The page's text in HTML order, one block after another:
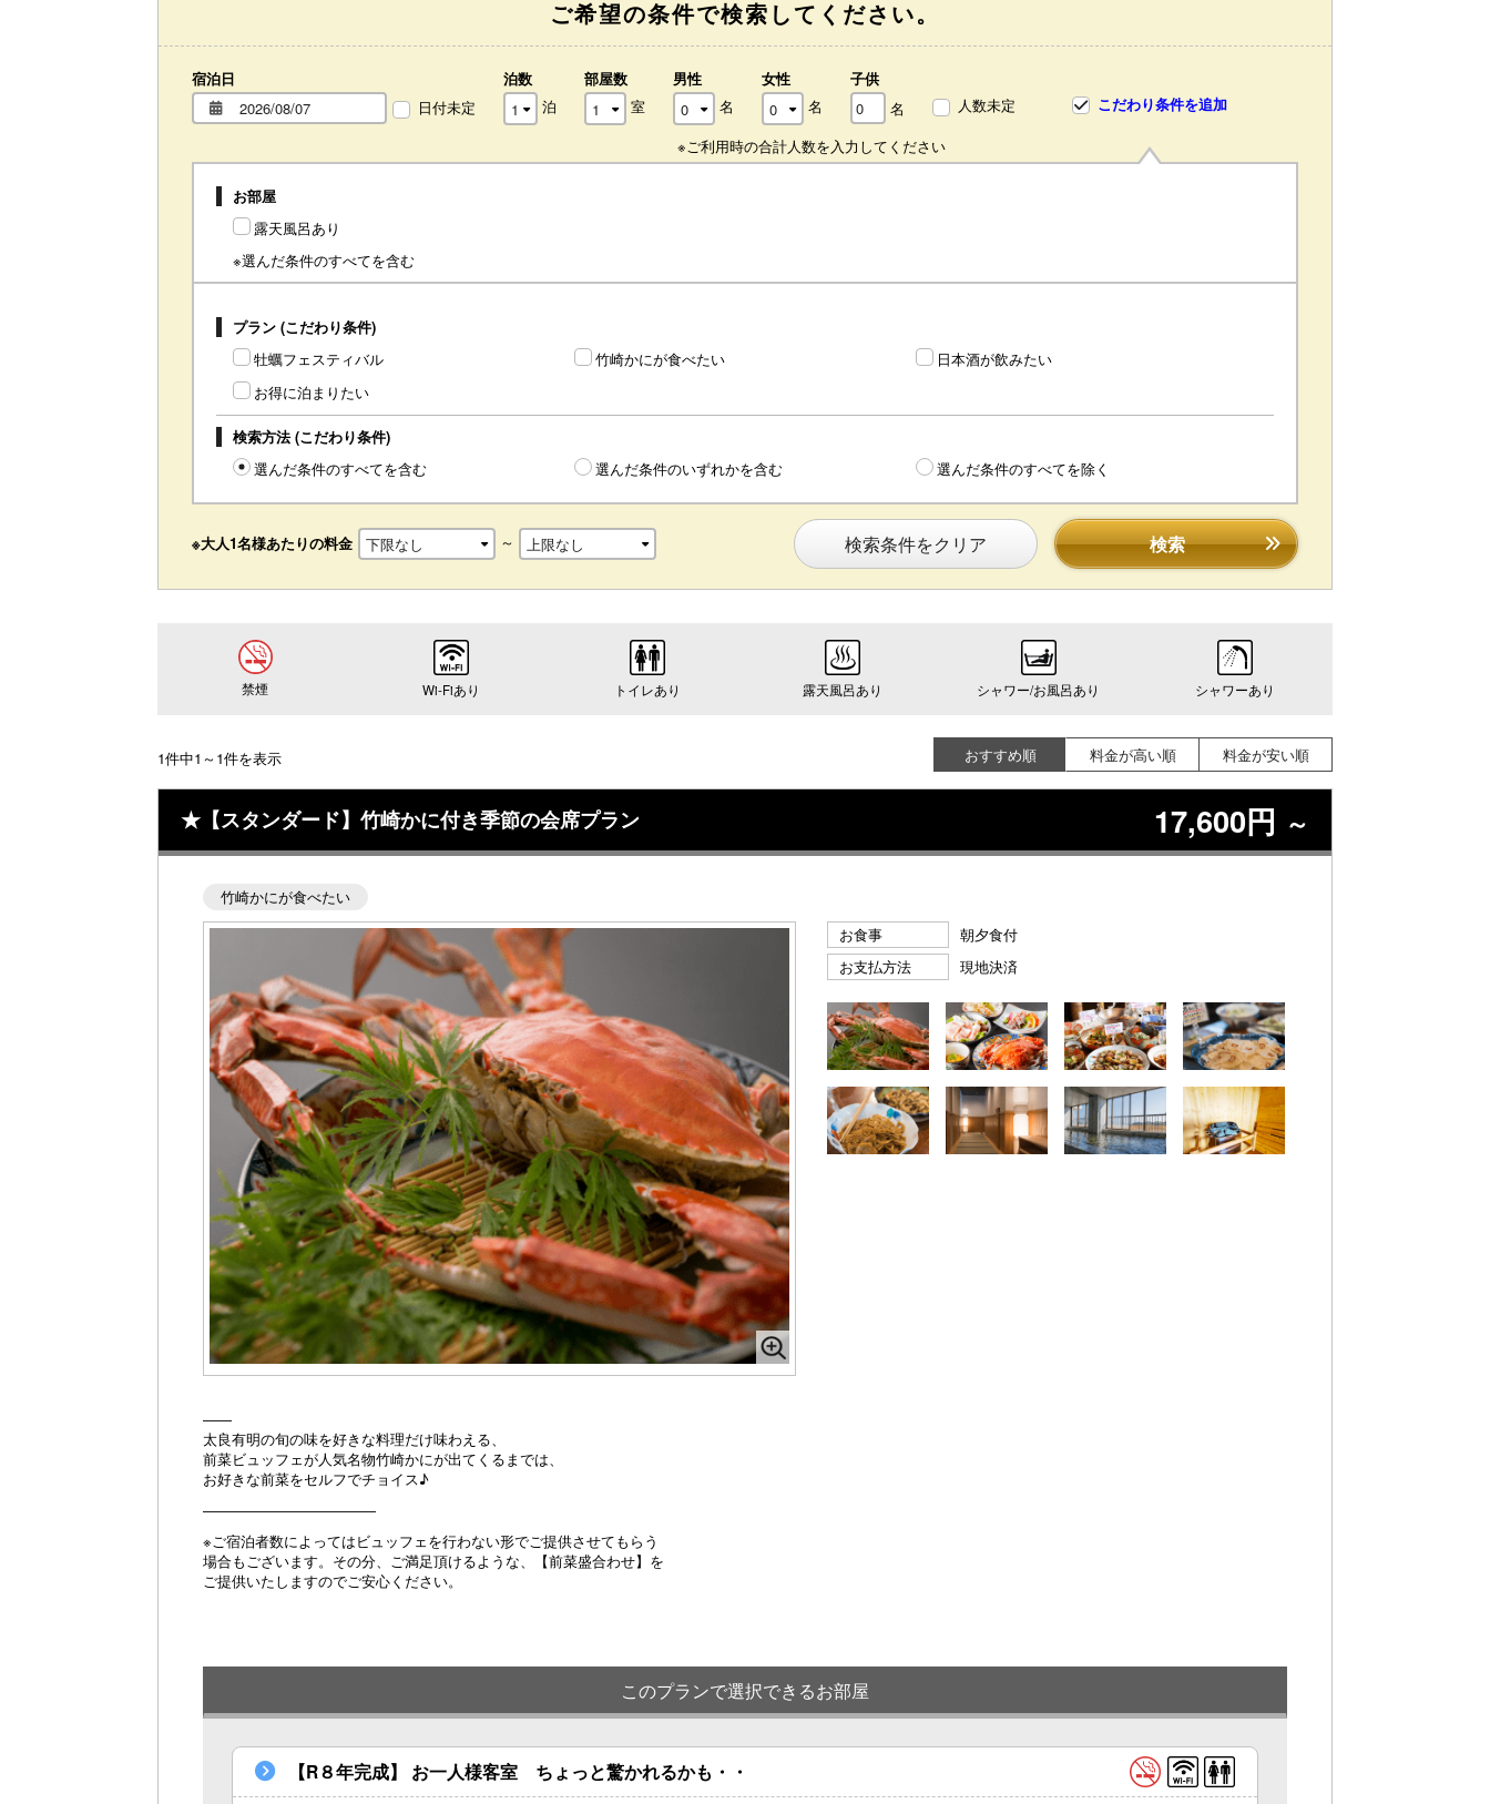
ご希望の条件で検索してください。
宿泊日
日付未定
泊数
泊
部屋数
室
男性
名
女性
名
子供
名
人数未定
※ご利用時の合計人数を入力してください
こだわり条件を追加
お部屋
露天風呂あり
※選んだ条件のすべてを含む
プラン (こだわり条件)
牡蠣フェスティバル
竹崎かにが食べたい
日本酒が飲みたい
お得に泊まりたい
検索方法 (こだわり条件)
選んだ条件のすべてを含む
選んだ条件のいずれかを含む 選んだ条件のすべてを除く
※大人1名様あたりの料金 ～ 検索条件をクリア 検索
禁煙 Wi-Fiあり トイレあり 露天風呂あり シャワー/お風呂あり シャワーあり
おすすめ順 料金が高い順 料金が安い順
1件中1～1件を表示
★【スタンダード】竹崎かに付き季節の会席プラン 17,600円 ～
竹崎かにが食べたい
お食事
朝夕食付
お支払方法
現地決済
――
太良有明の旬の味を好きな料理だけ味わえる、
前菜ビュッフェが人気名物竹崎かにが出てくるまでは、
お好きな前菜をセルフでチョイス♪
――――――――――――
※ご宿泊者数によってはビュッフェを行わない形でご提供させてもらう
場合もございます。その分、ご満足頂けるような、【前菜盛合わせ】を
ご提供いたしますのでご安心ください。
このプランで選択できるお部屋
【R８年完成】 お一人様客室 ちょっと驚かれるかも・・